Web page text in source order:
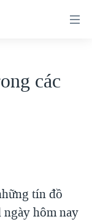
các
tín đồ
hôm nay